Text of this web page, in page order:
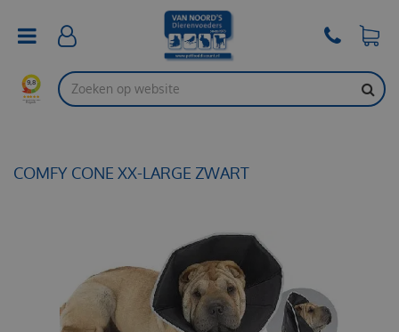
COMFY CONE XX-LARGE ZWART